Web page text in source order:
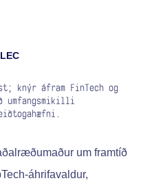
knýr áfram FinTech og
umfangsmikilli
um framtíð
áhrifavaldur,